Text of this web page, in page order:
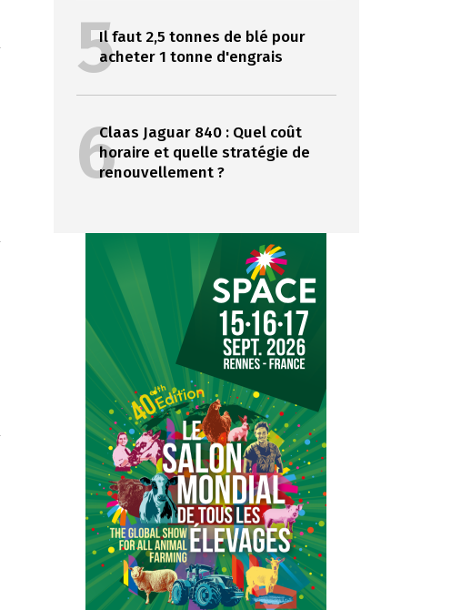
5Il faut 2,5 tonnes de blé pour
acheter 1 tonne d'engrais
6Claas Jaguar 840 : Quel coût
horaire et quelle stratégie de
renouvellement ?